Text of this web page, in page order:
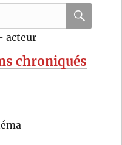
acteur
chroniqués